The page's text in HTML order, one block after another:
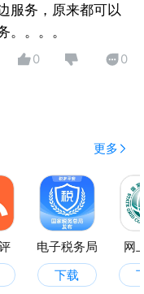
服务，原来都可以
。。。。
0 0
更多
电子税务局
下载
网